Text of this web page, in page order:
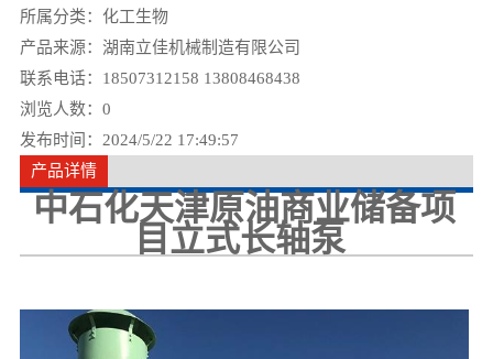
所属分类： 化工生物
产品来源：湖南立佳机械制造有限公司
联系电话：18507312158 13808468438
浏览人数： 0
发布时间：2024/5/22 17:49:57
产品详情
中石化天津原油商业储备项
目立式长轴泵